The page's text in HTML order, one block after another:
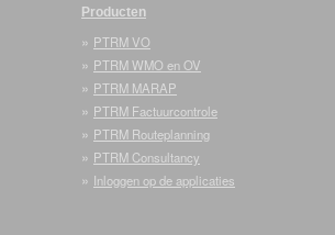
Producten
» PTRM VO
» PTRM WMO en OV
» PTRM MARAP
» PTRM Factuurcontrole
» PTRM Routeplanning
» PTRM Consultancy
» Inloggen op de applicaties